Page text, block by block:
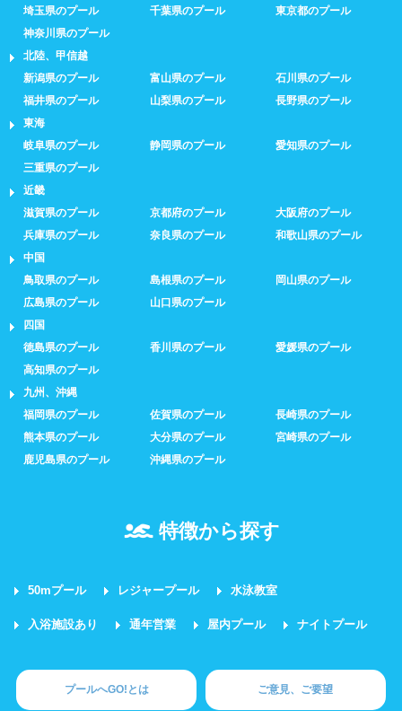
埼玉県のプール
千葉県のプール
東京都のプール
神奈川県のプール
北陸、甲信越
新潟県のプール
富山県のプール
石川県のプール
福井県のプール
山梨県のプール
長野県のプール
東海
岐阜県のプール
静岡県のプール
愛知県のプール
三重県のプール
近畿
滋賀県のプール
京都府のプール
大阪府のプール
兵庫県のプール
奈良県のプール
和歌山県のプール
中国
鳥取県のプール
島根県のプール
岡山県のプール
広島県のプール
山口県のプール
四国
徳島県のプール
香川県のプール
愛媛県のプール
高知県のプール
九州、沖縄
福岡県のプール
佐賀県のプール
長崎県のプール
熊本県のプール
大分県のプール
宮崎県のプール
鹿児島県のプール
沖縄県のプール
特徴から探す
50mプール レジャープール 水泳教室
入浴施設あり 通年営業 屋内プール ナイトプール
プールへGO!とは ご意見、ご要望